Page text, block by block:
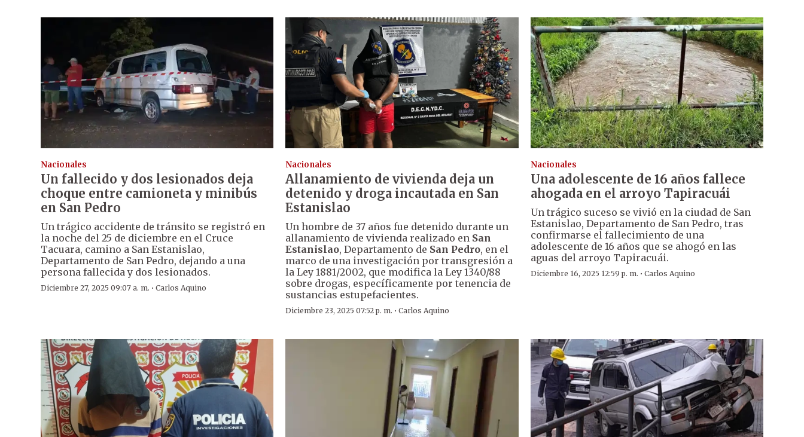
Nacionales
Un fallecido y dos lesionados deja
choque entre camioneta y minibús
en San Pedro
Un trágico accidente de tránsito se registró en
la noche del 25 de diciembre en el Cruce
Tacuara, camino a San Estanislao,
Departamento de San Pedro, dejando a una
persona fallecida y dos lesionados.
Diciembre 27, 2025 09:07 a. m. · Carlos Aquino
Nacionales
Allanamiento de vivienda deja un
detenido y droga incautada en San
Estanislao
Un hombre de 37 años fue detenido durante un
allanamiento de vivienda realizado en San
Estanislao, Departamento de San Pedro, en el
marco de una investigación por transgresión a
la Ley 1881/2002, que modifica la Ley 1340/88
sobre drogas, específicamente por tenencia de
sustancias estupefacientes.
Diciembre 23, 2025 07:52 p. m. ·Carlos Aquino
Nacionales
Una adolescente de 16 años fallece
ahogada en el arroyo Tapiracuái
Un trágico suceso se vivió en la ciudad de San
Estanislao, Departamento de San Pedro, tras
confirmarse el fallecimiento de una
adolescente de 16 años que se ahogó en las
aguas del arroyo Tapiracuái.
Diciembre 16, 2025 12:59 p. m. · Carlos Aquino